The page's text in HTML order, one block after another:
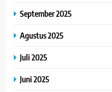
September 2025
Agustus 2025
Juli 2025
Juni 2025